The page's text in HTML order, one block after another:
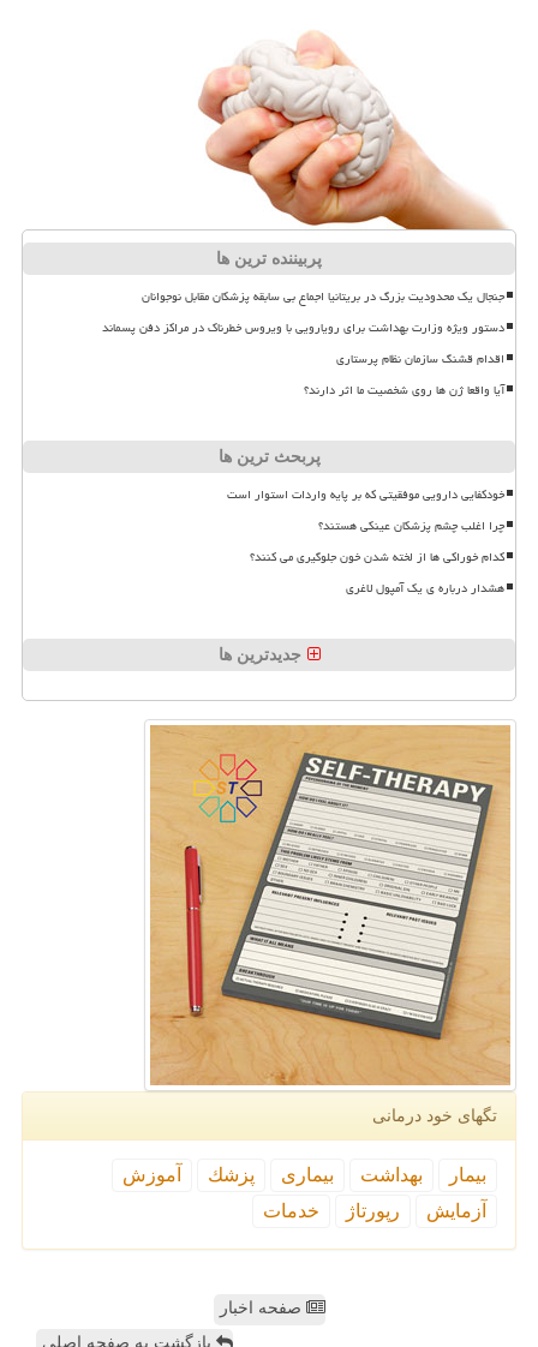
پربیننده ترین ها
جنجال یک محدودیت بزرگ در بریتانیا اجماع بی سابقه پزشکان مقابل نوجوانان
دستور ویژه وزارت بهداشت برای رویارویی با ویروس خطرناک در مراکز دفن پسماند
اقدام قشنگ سازمان نظام پرستاری
آیا واقعا ژن ها روی شخصیت ما اثر دارند؟
پربحث ترین ها
خودکفایی دارویی موفقیتی که بر پایه واردات استوار است
چرا اغلب چشم پزشکان عینکی هستند؟
کدام خوراکی ها از لخته شدن خون جلوگیری می کنند؟
هشدار درباره ی یک آمپول لاغری
جدیدترین ها
تگهای خود درمانی
بیمار بهداشت بیماری پزشك
آموزش
آزمایش
رپورتاژ خدمات
صفحه اخبار
بازگشت به صفحه اصلی